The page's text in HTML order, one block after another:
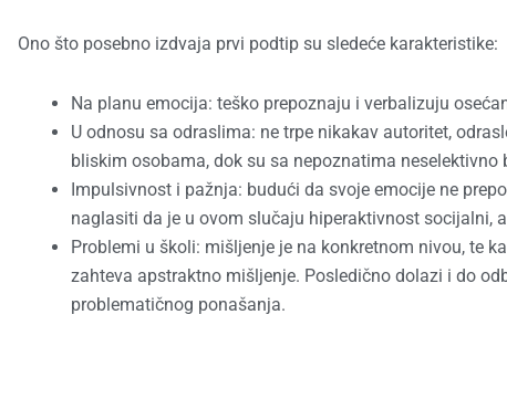
Ono što posebno izdvaja prvi podtip su sledeće karakteristike:
Na planu emocija: teško prepoznaju i verbalizuju
U odnosu sa odraslima: ne trpe nikakav autoritet,
bliskim osobama, dok su sa nepoznatima neselektivno
Impulsivnost i pažnja: budući da svoje emocije ne
naglasiti da je u ovom slučaju hiperaktivnost socijalni,
Problemi u školi: mišljenje je na konkretnom nivou, te
zahteva apstraktno mišljenje. Posledično dolazi i do
problematičnog ponašanja.